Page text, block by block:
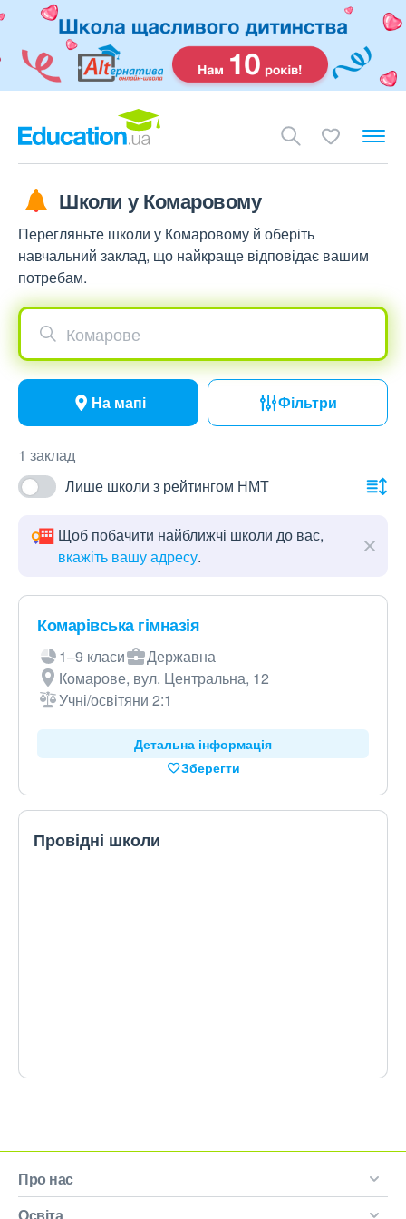
Школи у Комаровому
Перегляньте школи у Комаровому й оберіть
навчальний заклад, що найкраще відповідає вашим
потребам.
Комарове
На мапі Фільтри
1 заклад
Лише школи з рейтингом НМТ
Щоб побачити найближчі школи до вас,
вкажіть вашу адресу.
Комарівська гімназія
1–9 класи
Державна
Комарове, вул. Центральна, 12
Учні/освітяни 2:1
Детальна інформація
Зберегти
Провідні школи
Про нас